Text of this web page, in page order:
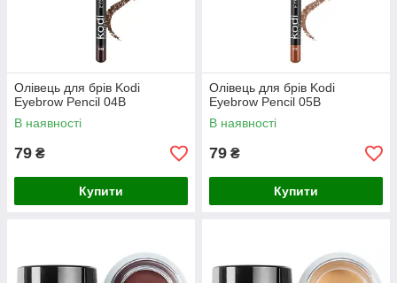
Олівець для брів Kodi
Eyebrow Pencil 04B
В наявності
79 ₴
Купити
Олівець для брів Kodi
Eyebrow Pencil 05B
В наявності
79 ₴
Купити